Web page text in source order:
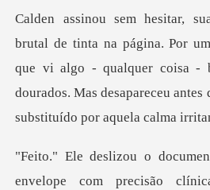
que vi algo - qualquer coisa -
dourados. Mas d
envelope com precisão